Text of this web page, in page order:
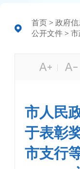
首页 > 政府
公开文件 > 市
|
市人民
于表彰
市支行